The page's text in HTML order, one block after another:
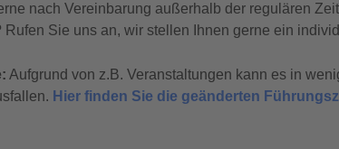
nach Vereinbarung außerhalb der regulären
Sie uns an, wir stellen Ihnen gerne ein
Aufgrund von z.B. Veranstaltungen kann es in
Hier finden Sie die geänderten